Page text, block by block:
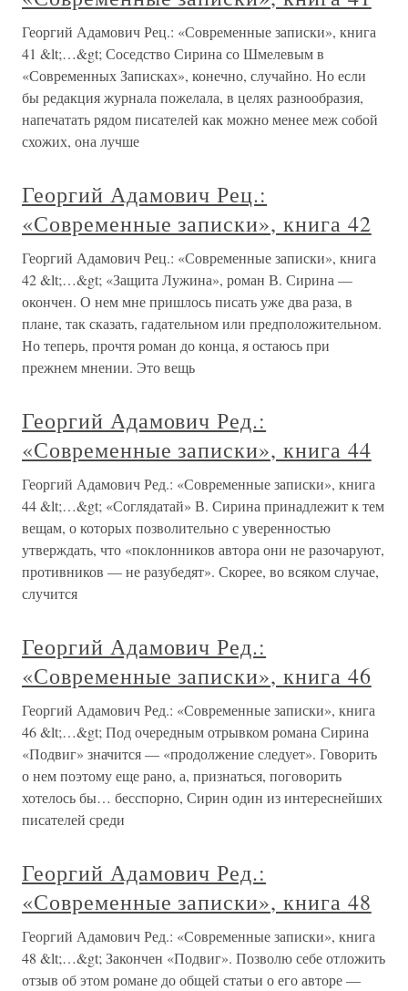
Георгий Адамович Рец.: «Современные записки», книга
41 &lt;…&gt; Соседство Сирина со Шмелевым в
«Современных Записках», конечно, случайно. Но если
бы редакция журнала пожелала, в целях разнообразия,
напечатать рядом писателей как можно менее меж собой
схожих, она лучше
Георгий Адамович Рец.:
«Современные записки», книга 42
Георгий Адамович Рец.: «Современные записки», книга
42 &lt;…&gt; «Защита Лужина», роман В. Сирина —
окончен. О нем мне пришлось писать уже два раза, в
плане, так сказать, гадательном или предположительном.
Но теперь, прочтя роман до конца, я остаюсь при
прежнем мнении. Это вещь
Георгий Адамович Ред.:
«Современные записки», книга 44
Георгий Адамович Ред.: «Современные записки», книга
44 &lt;…&gt; «Соглядатай» В. Сирина принадлежит к тем
вещам, о которых позволительно с уверенностью
утверждать, что «поклонников автора они не разочаруют,
противников — не разубедят». Скорее, во всяком случае,
случится
Георгий Адамович Ред.:
«Современные записки», книга 46
Георгий Адамович Ред.: «Современные записки», книга
46 &lt;…&gt; Под очередным отрывком романа Сирина
«Подвиг» значится — «продолжение следует». Говорить
о нем поэтому еще рано, а, признаться, поговорить
хотелось бы… бесспорно, Сирин один из интереснейших
писателей среди
Георгий Адамович Ред.:
«Современные записки», книга 48
Георгий Адамович Ред.: «Современные записки», книга
48 &lt;…&gt; Закончен «Подвиг». Позволю себе отложить
отзыв об этом романе до общей статьи о его авторе —